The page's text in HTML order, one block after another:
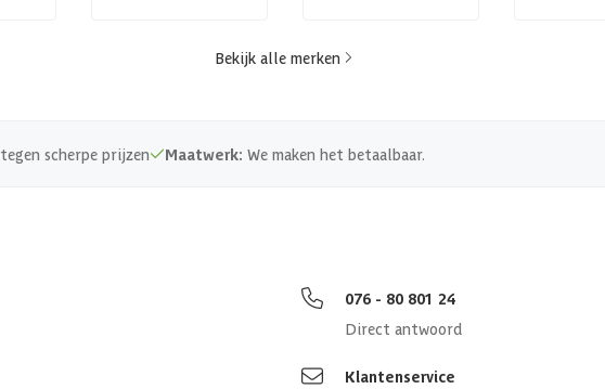
Bekijk alle merken
tegen scherpe prijzen Maatwerk: We maken het betaalbaar.
076 - 80 801 24
Direct antwoord
Klantenservice